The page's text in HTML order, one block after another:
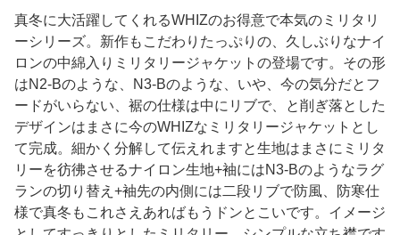
真冬に大活躍してくれるWHIZのお得意で本気のミリタリ
ーシリーズ。新作もこだわりたっぷりの、久しぶりなナイ
ロンの中綿入りミリタリージャケットの登場です。その形
はN2-Bのような、N3-Bのような、いや、今の気分だとフ
ードがいらない、裾の仕様は中にリブで、と削ぎ落とした
デザインはまさに今のWHIZなミリタリージャケットとし
て完成。細かく分解して伝えれますと生地はまさにミリタ
リーを彷彿させるナイロン生地+袖にはN3-Bのようなラグ
ランの切り替え+袖先の内側には二段リブで防風、防寒仕
様で真冬もこれさえあればもうドンとこいです。イメージ